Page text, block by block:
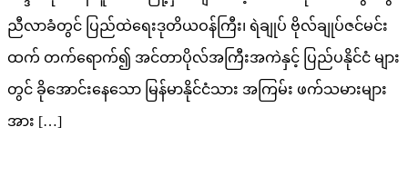
ညီလာခံတွင် ပြည်ထဲရေးဒုတိယဝန်ကြီး၊ ရဲချုပ် ဗိုလ်ချုပ်ဇင်မင်း
ထက် တက်ရောက်၍ အင်တာပိုလ်အကြီးအကဲနှင့် ပြည်ပနိုင်ငံ များ
တွင် ခိုအောင်းနေသော မြန်မာနိုင်ငံသား အကြမ်း ဖက်သမားများ
အား […]